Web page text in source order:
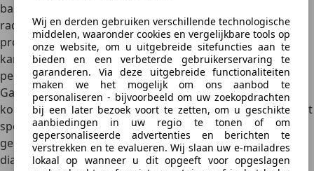
Wij en derden gebruiken verschillende technologische
middelen, waaronder cookies en vergelijkbare tools op
onze website, om u uitgebreide sitefuncties aan te
bieden en een verbeterde gebruikerservaring te
garanderen. Via deze uitgebreide functionaliteiten
maken we het mogelijk om ons aanbod te
personaliseren - bijvoorbeeld om uw zoekopdrachten
bij een later bezoek voort te zetten, om u geschikte
aanbiedingen in uw regio te tonen of om
gepersonaliseerde advertenties en berichten te
verstrekken en te evalueren. Wij slaan uw e-mailadres
lokaal op wanneer u dit opgeeft voor opgeslagen
barsten in het kunststof zitten. Bij een klein lek in de
radiator kun je een speciaal koelvloeistofdichtmiddel
proberen. Dit wordt aan de koelvloeistof toegevoegd en
kan minuscule openingen afsluiten. Let wel: dit isgeen
permanente oplossingen werkt niet bij grotere lekkages.
Gaat het om een interne lekkage, zoals een versleten
koppakking? Dan kun je dat niet zelf repareren.Dat vereist
specialistisch werk
en moet altijd in de werkplaats
gebeuren. Twijfel je waar het lek zit? Laat dan eerst een
diagnose stellen bij een garage. Zo voorkom je dat je